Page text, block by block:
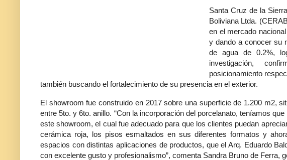
Santa Cruz de la
Boliviana Ltda.
en el mercado
y dando a conocer su
de agua de 0.2%,
investigación,
posicionamiento
también buscando el fortalecimiento de su presencia en el exterior.
El showroom fue construido en 2017 sobre una superficie de 1.200 m2,
entre 5to. y 6to. anillo. “Con la incorporación del porcelanato, teníamos
este showroom, el cual fue adecuado para que los clientes puedan
cerámica roja, los pisos esmaltados en sus diferentes formatos y
espacios con distintas aplicaciones de productos, que el Arq. Eduardo
con excelente gusto y profesionalismo”, comenta Sandra Bruno de Ferra,